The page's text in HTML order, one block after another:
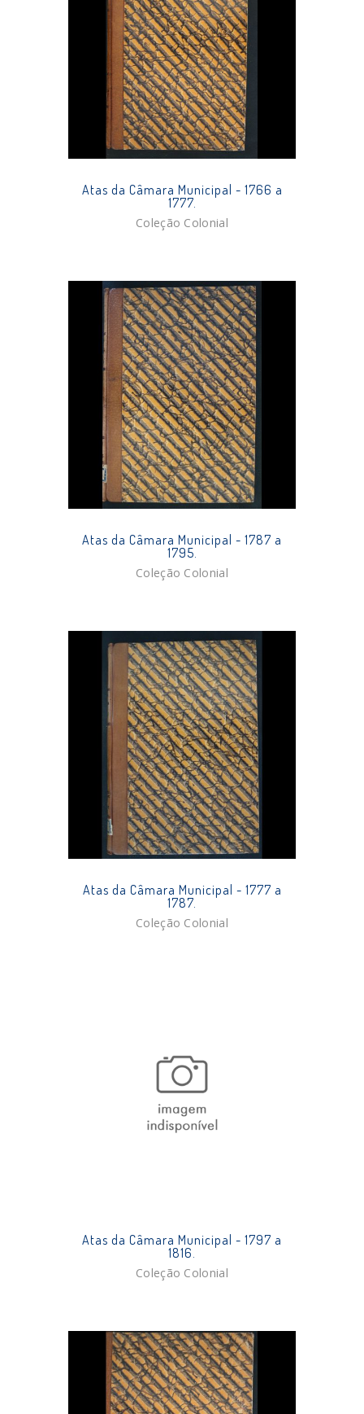
Atas da Câmara Municipal - 1766 a
1777.
Coleção Colonial
Atas da Câmara Municipal - 1787 a
1795.
Coleção Colonial
Atas da Câmara Municipal - 1777 a
1787.
Coleção Colonial
Atas da Câmara Municipal - 1797 a
1816.
Coleção Colonial